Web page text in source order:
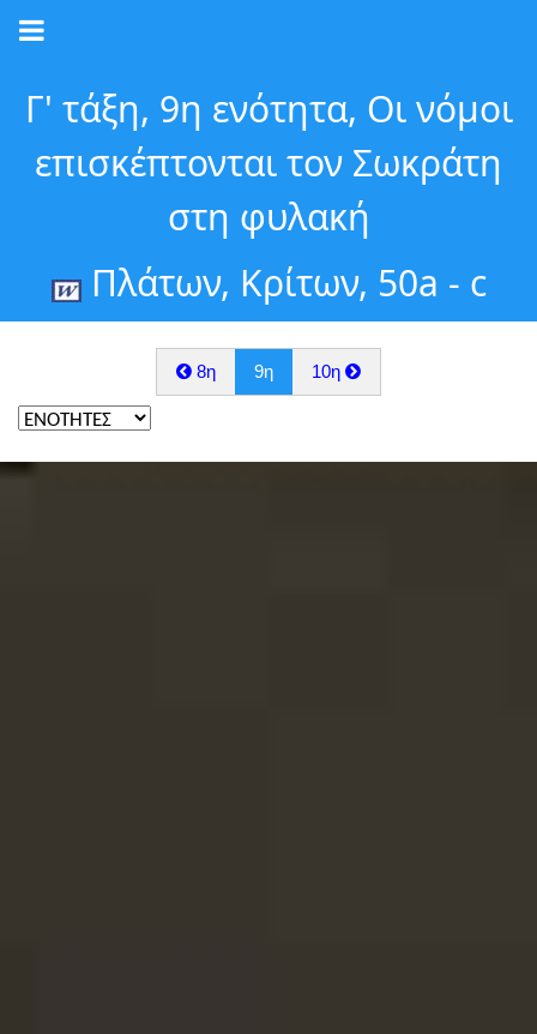
Γ' τάξη, 9η ενότητα, Οι νόμοι
επισκέπτονται τον Σωκράτη
στη φυλακή
Πλάτων, Κρίτων, 50a - c
8η 9η 10η